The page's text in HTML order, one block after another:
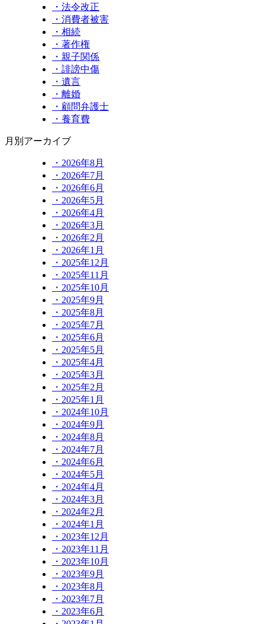
・法令改正
・消費者被害
・相続
・著作権
・親子関係
・誹謗中傷
・遺言
・離婚
・顧問弁護士
・養育費
月別アーカイブ
・2026年8月
・2026年7月
・2026年6月
・2026年5月
・2026年4月
・2026年3月
・2026年2月
・2026年1月
・2025年12月
・2025年11月
・2025年10月
・2025年9月
・2025年8月
・2025年7月
・2025年6月
・2025年5月
・2025年4月
・2025年3月
・2025年2月
・2025年1月
・2024年10月
・2024年9月
・2024年8月
・2024年7月
・2024年6月
・2024年5月
・2024年4月
・2024年3月
・2024年2月
・2024年1月
・2023年12月
・2023年11月
・2023年10月
・2023年9月
・2023年8月
・2023年7月
・2023年6月